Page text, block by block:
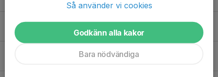
Så använder vi cookies
Godkänn alla kakor
Bara nödvändiga